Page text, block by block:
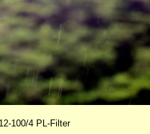
100/4 PL-Filter